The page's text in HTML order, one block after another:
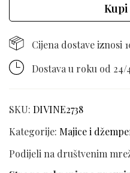
Kupi
Cijena dostave iznosi
Dostava u roku od 24/
SKU: DIVINE2738
Kategorije: Majice i
Podijeli na društvenim